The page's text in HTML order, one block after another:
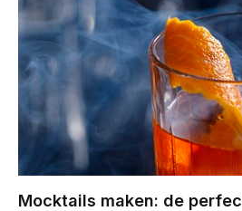
Mocktails maken: de